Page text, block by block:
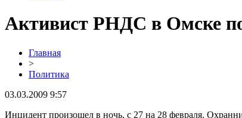
Активист РНДС в Омске
Главная
>
Политика
03.03.2009 9:57
Инцидент произошел в ночь, с 27 на 28 февраля.